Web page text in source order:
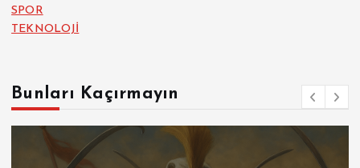
SPOR
TEKNOLOJİ
Bunları Kaçırmayın